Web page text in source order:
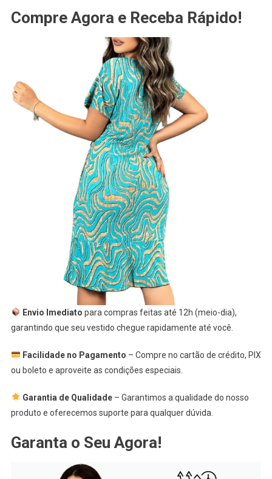
Compre Agora e Receba Rápido!
Envio Imediato para compras feitas até 12h (meio-dia),
garantindo que seu vestido chegue rapidamente até você.
Facilidade no Pagamento – Compre no cartão de crédito, PIX
ou boleto e aproveite as condições especiais.
Garantia de Qualidade– Garantimos a qualidade do nosso
produto e oferecemos suporte para qualquer dúvida.
Garanta o Seu Agora!